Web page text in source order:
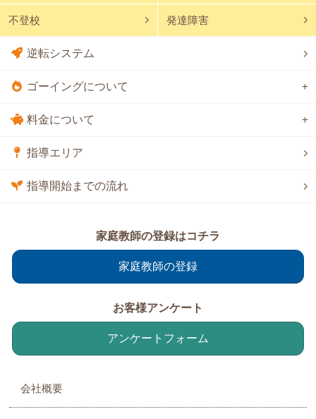
不登校 発達障害
逆転システム
ゴーイングについて
料金について
指導エリア
指導開始までの流れ
会社概要
家庭教師の登録はコチラ
家庭教師の登録
お客様アンケート
アンケートフォーム